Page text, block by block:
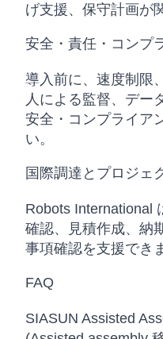
げ支援、保守計画が
安全・責任・コンプ
導入前に、速度制限
人による監督、デー
安全・コンプライア
い。
国際調達とプロジェ
Robots International
確認、見積作成、納
事項確認を支援でき
FAQ
SIASUN Assisted